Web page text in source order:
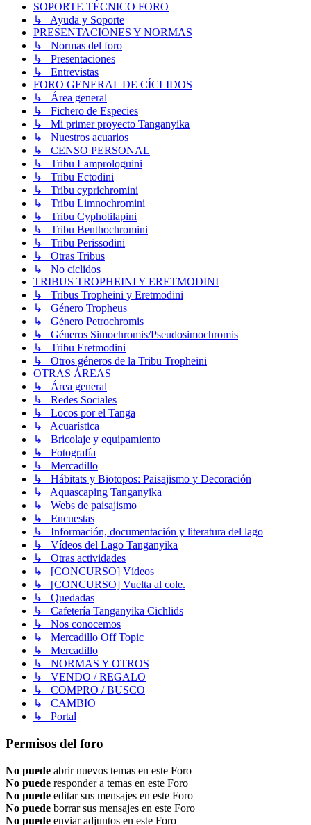
SOPORTE TÉCNICO FORO
↳ Ayuda y Soporte
PRESENTACIONES Y NORMAS
↳ Normas del foro
↳ Presentaciones
↳ Entrevistas
FORO GENERAL DE CÍCLIDOS
↳ Área general
↳ Fichero de Especies
↳ Mi primer proyecto Tanganyika
↳ Nuestros acuarios
↳ CENSO PERSONAL
↳ Tribu Lamprologuini
↳ Tribu Ectodini
↳ Tribu cyprichromini
↳ Tribu Limnochromini
↳ Tribu Cyphotilapini
↳ Tribu Benthochromini
↳ Tribu Perissodini
↳ Otras Tribus
↳ No cíclidos
TRIBUS TROPHEINI Y ERETMODINI
↳ Tribus Tropheini y Eretmodini
↳ Género Tropheus
↳ Género Petrochromis
↳ Géneros Simochromis/Pseudosimochromis
↳ Tribu Eretmodini
↳ Otros géneros de la Tribu Tropheini
OTRAS ÁREAS
↳ Área general
↳ Redes Sociales
↳ Locos por el Tanga
↳ Acuarística
↳ Bricolaje y equipamiento
↳ Fotografía
↳ Mercadillo
↳ Hábitats y Biotopos: Paisajismo y Decoración
↳ Aquascaping Tanganyika
↳ Webs de paisajismo
↳ Encuestas
↳ Información, documentación y literatura del lago
↳ Vídeos del Lago Tanganyika
↳ Otras actividades
↳ [CONCURSO] Vídeos
↳ [CONCURSO] Vuelta al cole.
↳ Quedadas
↳ Cafetería Tanganyika Cichlids
↳ Nos conocemos
↳ Mercadillo Off Topic
↳ Mercadillo
↳ NORMAS Y OTROS
↳ VENDO / REGALO
↳ COMPRO / BUSCO
↳ CAMBIO
↳ Portal
Permisos del foro
No puede abrir nuevos temas en este Foro
No puede responder a temas en este Foro
No puede editar sus mensajes en este Foro
No puede borrar sus mensajes en este Foro
No puede enviar adjuntos en este Foro